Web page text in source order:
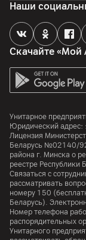
Скачайте «Мой
Наши
Унитарное
Юридический адрес: :
Лицензия
Беларусь №02140/
района г. Минска о
реестре
Связаться с
рассматривать
номеру 150
Беларусь).
Номер телефона
распорядительных
Унитарного